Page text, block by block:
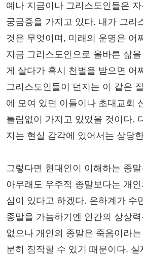
예나 지금이나 그리스도인들은
궁금증을 가지고 있다. 내가 그리
것은 무엇이며, 미래의 운명은 어
지금 그리스도인으로 올바른 삶
게 살다가 혹시 천벌을 받으면 어
그리스도인들이 던지는 이 같은
에 모여 있던 이들이나 초대교회
틀림없이 가지고 있었을 것이다.
지는 현실 감각에 있어서는 상당
그렇다면 현대인이 이해하는 종
아무래도 우주적 종말보다는 개
심이 있다고 하겠다. 은하계가 수
종말을 가늠하기엔 인간의 상상력
없으나 개인의 종말은 죽음이라
분히 짐작할 수 있기 때문이다. 실